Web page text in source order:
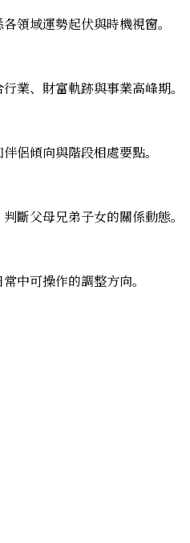
領域運勢起伏與時機視窗。
業、財富軌跡與事業高峰期。
侶傾向與階段相處要點。
斷父母兄弟子女的關係動態。
中可操作的調整方向。